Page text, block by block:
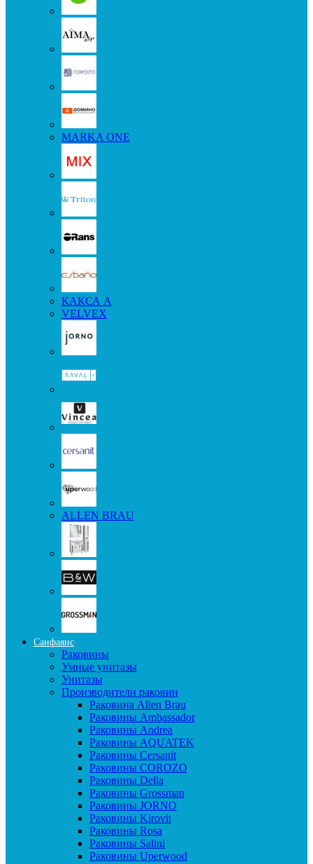
MARKA ONE
КАКСА А
VELVEX
ALLEN BRAU
Санфаянс
Раковины
Умные унитазы
Унитазы
Производители раковин
Раковина Allen Brau
Раковины Ambassador
Раковины Andrea
Раковины AQUATEK
Раковины Cersanit
Раковины COROZO
Раковины Della
Раковины Grossman
Раковины JORNO
Раковины Kirovit
Раковины Rosa
Раковины Salini
Раковины Uperwood